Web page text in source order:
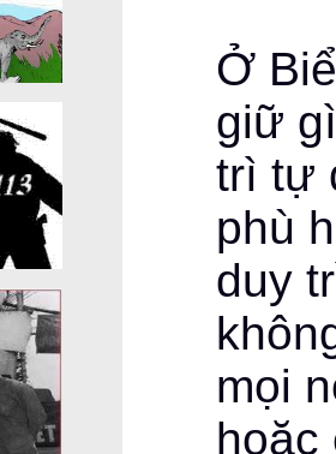
Ở
giữ
trì tự
phù
duy
mọi
hoặc